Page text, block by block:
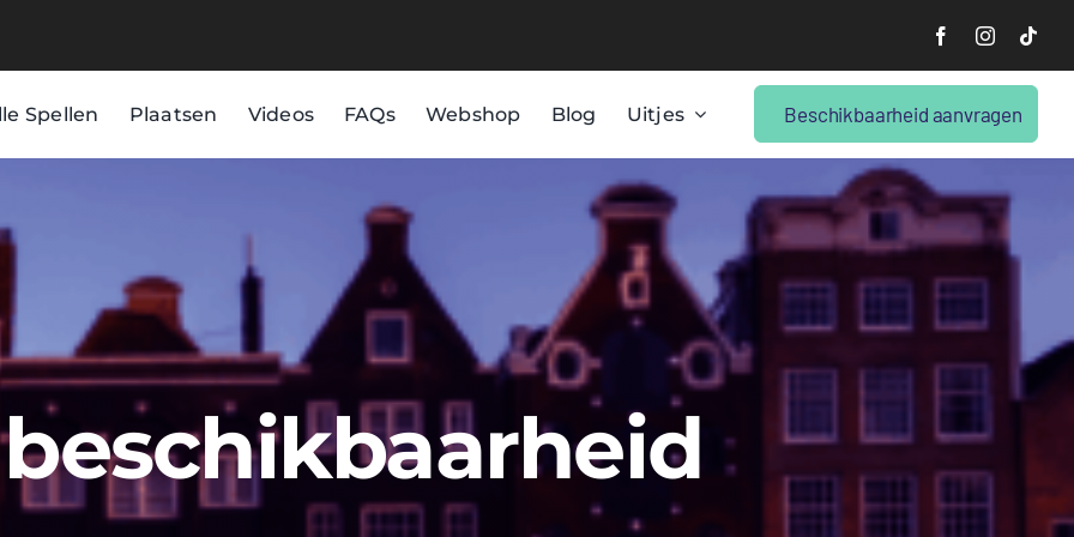
Spellen Plaatsen Videos FAQs Webshop Blog Uitjes Beschikbaarheid aanvragen